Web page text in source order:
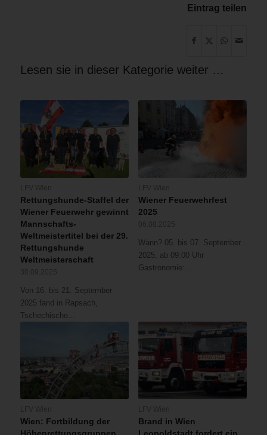
Eintrag teilen
Lesen sie in dieser Kategorie weiter …
Rettungshunde-Staffel der
Wiener Feuerwehr gewinnt
Mannschafts-
Weltmeistertitel bei der 29.
Rettungshunde
Weltmeisterschaft
Von 16. bis 21. September
2025 fand in Rapsach,
Tschechische…
Wiener Feuerwehrfest
2025
Wann? 05. bis 07. September
2025, ab 09:00 Uhr
Gastronomie:…
Wien: Fortbildung der
Brand in Wien